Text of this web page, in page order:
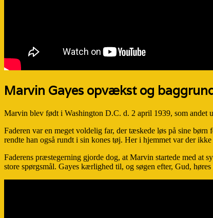
Marvin Gayes opvækst og
Marvin blev født i Washington D.C. d. 2 april 1939, som andet
Faderen var en meget voldelig far, der tæskede løs på sine
rendte han også rundt i sin kones tøj. Her i hjemmet var der
Faderens præstegerning gjorde dog, at Marvin startede med at
store spørgsmål. Gayes kærlighed til, og søgen efter, Gud,